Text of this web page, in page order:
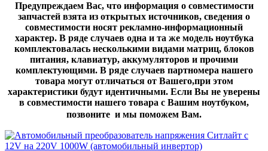
Предупреждаем Вас, что информация о совместимости
запчастей взята из открытых источников, сведения о
совместимости носят рекламно-информационный
характер. В ряде случаев одна и та же модель ноутбука
комплектовалась несколькими видами матриц, блоков
питания, клавиатур, аккумуляторов и прочими
комплектующими. В ряде случаев партномера нашего
товара могут отличаться от Вашего,при этом
характеристики будут идентичными. Если Вы не уверены
в совместимости нашего товара с Вашим ноутбуком,
позвоните и мы поможем Вам.